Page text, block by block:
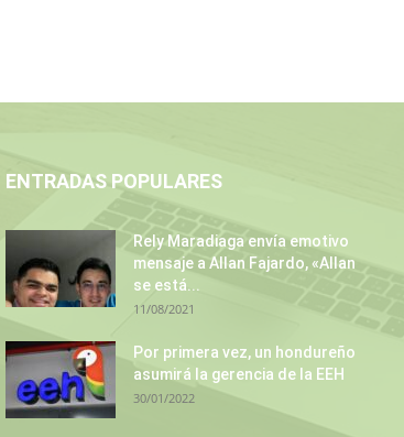
ENTRADAS POPULARES
Rely Maradiaga envía emotivo
mensaje a Allan Fajardo, «Allan
se está...
11/08/2021
Por primera vez, un hondureño
asumirá la gerencia de la EEH
30/01/2022